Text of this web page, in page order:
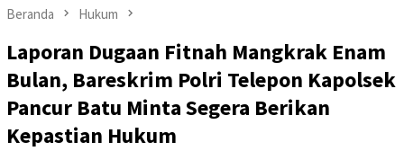
Beranda Hukum
Laporan Dugaan Fitnah Mangkrak Enam
Bulan, Bareskrim Polri Telepon Kapolsek
Pancur Batu Minta Segera Berikan
Kepastian Hukum